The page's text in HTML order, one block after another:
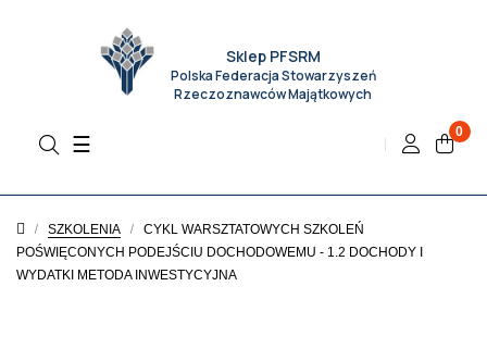
Sklep PFSRM
Polska Federacja Stowarzyszeń
Rzeczoznawców Majątkowych
0
Toggle
☰
SZKOLENIA
CYKL WARSZTATOWYCH SZKOLEŃ
POŚWIĘCONYCH PODEJŚCIU DOCHODOWEMU - 1.2 DOCHODY I
WYDATKI METODA INWESTYCYJNA